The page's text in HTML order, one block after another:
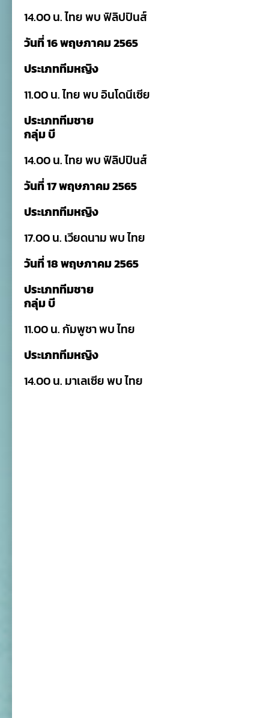
14.00 น. ไทย พบ ฟิลิปปินส์
วันที่ 16 พฤษภาคม 2565
ประเภททีมหญิง
11.00 น. ไทย พบ อินโดนีเซีย
ประเภททีมชาย
กลุ่ม บี
14.00 น. ไทย พบ ฟิลิปปินส์
วันที่ 17 พฤษภาคม 2565
ประเภททีมหญิง
17.00 น. เวียดนาม พบ ไทย
วันที่ 18 พฤษภาคม 2565
ประเภททีมชาย
กลุ่ม บี
11.00 น. กัมพูชา พบ ไทย
ประเภททีมหญิง
14.00 น. มาเลเซีย พบ ไทย